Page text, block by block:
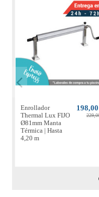
Enrollador
Thermal Lux FIJO
Ø81mm Manta
Térmica | Hasta
4,20 m